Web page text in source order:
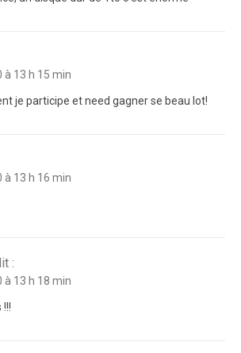
à 13 h 15 min
je participe et need gagner se beau lot!
à 13 h 16 min
:
à 13 h 18 min